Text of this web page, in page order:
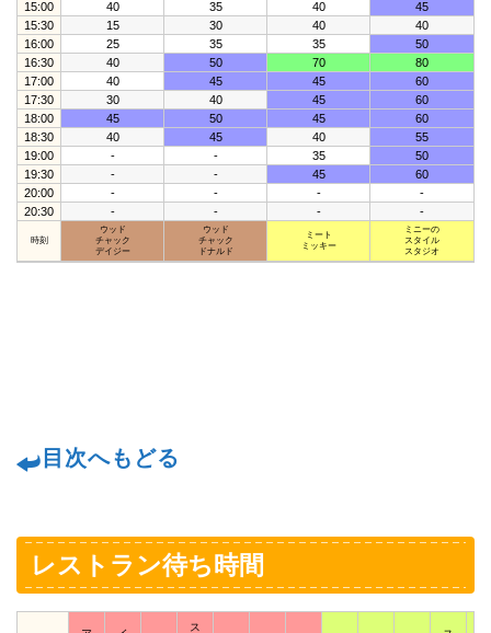
15:00
40 35 40
45
15:30
15 30 40
40
16:00
25 35 35
50
16:30
40 50 70
80
17:00
40 45 45
60
17:30
30 40 45
60
18:00
45 50 45
60
18:30
40 45 40
55
19:00
- - 35
50
19:30
- - 45
60
20:00
- - -
-
20:30
- - - -
時刻
ウッド
チャック
デイジー
ウッド
チャック
ドナルド
ミート
ミッキー
ミニーの
スタイル
スタジオ
目次へもどる
レストラン待ち時間
ス